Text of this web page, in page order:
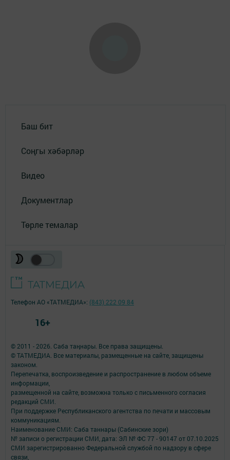
Баш бит
Соңгы хәбәрләр
Видео
Документлар
Төрле темалар
© 2011 - 2026. Саба таңнары. Все права защищены.
© ТАТМЕДИА. Все материалы, размещенные на сайте, защищены
законом.
Перепечатка, воспроизведение и распространение в любом объеме
информации,
размещенной на сайте, возможна только с письменного согласия
редакций СМИ.
При поддержке Республиканского агентства по печати и массовым
коммуникациям.
Наименование СМИ: Саба таннары (Сабинские зори)
№ записи о регистрации СМИ, дата: ЭЛ № ФС 77 - 90147 от 07.10.2025
СМИ зарегистрированно Федеральной службой по надзору в сфере
связи,
Телефон АО «ТАТМЕДИА»: (843) 222 09 84
16+